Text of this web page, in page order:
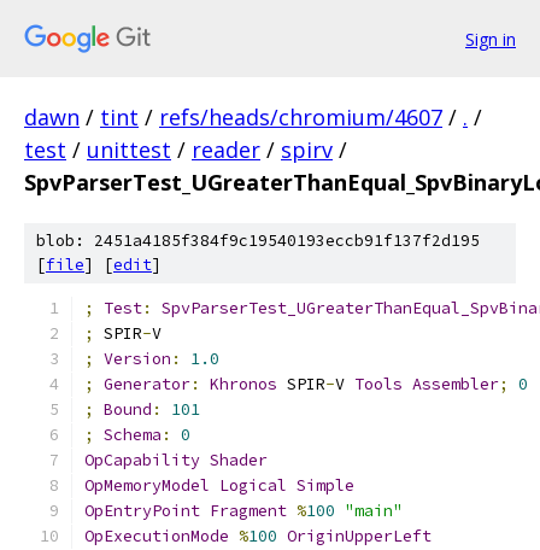
Sign in
dawn / tint / refs/heads/chromium/4607 / . /
test / unittest / reader / spirv /
blob: 2451a4185f384f9c19540193eccb91f137f2d195
[file] [edit]
; Test:
;
SPIR-V
;
Version :
1.0
;
Generator: Khronos SPIR-V Tools Assembler;
0
;
Bound :
101
;
Schema :
0
OpCapability Shader
OpMemoryModel Logical Simple
OpEntryPoint Fragment %100 "main"
OpExecutionMode %100 OriginUpperLeft